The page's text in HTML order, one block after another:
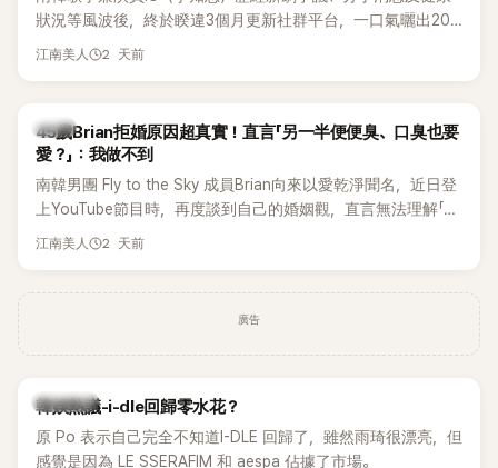
狀況等風波後，終於睽違3個月更新社群平台，一口氣曬出20
張近況照，讓大批粉絲又驚又喜。不過，比起照片本身，更引
江南美人 2 天前
韓星
45歲Brian拒婚原因超真實！直言「另一半便便臭、口臭也要
愛？」：我做不到
南韓男團 Fly to the Sky 成員Brian向來以愛乾淨聞名，近日登
上YouTube節目時，再度談到自己的婚姻觀，直言無法理解「連
另一半的口臭、便便臭都要愛」這種說法，更大方表明自己是不
江南美人 2 天前
廣告
熱議討論
韓娛熱議-i-dle回歸零水花？
原 Po 表示自己完全不知道I-DLE 回歸了，雖然雨琦很漂亮，但
感覺是因為 LE SSERAFIM 和 aespa 佔據了市場。